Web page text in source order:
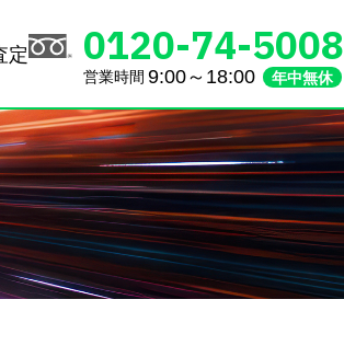
定 0120-74-5008
営業時間 9:00～18:00 年中無休